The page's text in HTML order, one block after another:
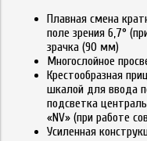
Плавная смена
поле зрения 6,7°
зрачка (90 мм)
Многослойное
Крестообразная
шкалой для ввода
подсветка
«NV» (при работе
Усиленная